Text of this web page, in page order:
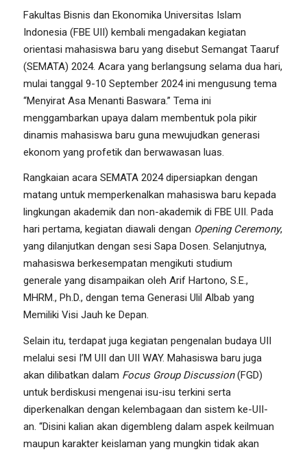
Fakultas Bisnis dan Ekonomika Universitas Islam
Indonesia (FBE UII) kembali mengadakan kegiatan
orientasi mahasiswa baru yang disebut Semangat Taaruf
(SEMATA) 2024. Acara yang berlangsung selama dua hari,
mulai tanggal 9-10 September 2024 ini mengusung tema
“Menyirat Asa Menanti Baswara.” Tema ini
menggambarkan upaya dalam membentuk pola pikir
dinamis mahasiswa baru guna mewujudkan generasi
ekonom yang profetik dan berwawasan luas.
Rangkaian acara SEMATA 2024 dipersiapkan dengan
matang untuk memperkenalkan mahasiswa baru kepada
lingkungan akademik dan non-akademik di FBE UII. Pada
hari pertama, kegiatan diawali dengan Opening Ceremony,
yang dilanjutkan dengan sesi Sapa Dosen. Selanjutnya,
mahasiswa berkesempatan mengikuti studium
generale yang disampaikan oleh Arif Hartono, S.E.,
MHRM., Ph.D., dengan tema Generasi Ulil Albab yang
Memiliki Visi Jauh ke Depan.
Selain itu, terdapat juga kegiatan pengenalan budaya UII
melalui sesi I’M UII dan UII WAY. Mahasiswa baru juga
akan dilibatkan dalam Focus Group Discussion(FGD)
untuk berdiskusi mengenai isu-isu terkini serta
diperkenalkan dengan kelembagaan dan sistem ke-UII-
an. “Disini kalian akan digembleng dalam aspek keilmuan
maupun karakter keislaman yang mungkin tidak akan